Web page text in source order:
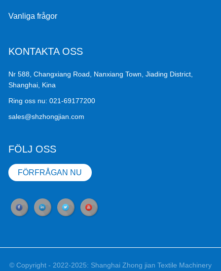
Vanliga frågor
KONTAKTA OSS
Nr 588, Changxiang Road, Nanxiang Town, Jiading District,
Shanghai, Kina
Ring oss nu: 021-69177200
sales@shzhongjian.com
FÖLJ OSS
FÖRFRÅGAN NU
© Copyright - 2022-2025: Shanghai Zhong jian Textile Machinery